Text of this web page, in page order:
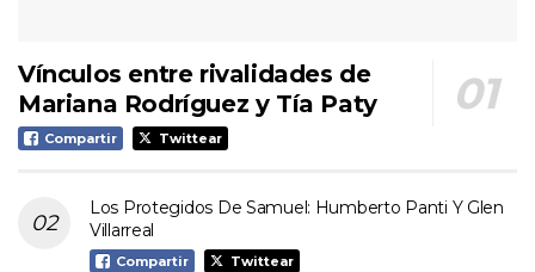
Vínculos entre rivalidades de
Mariana Rodríguez y Tía Paty
Compartir Twittear
Los Protegidos De Samuel: Humberto Panti Y Glen
Villarreal
Compartir Twittear